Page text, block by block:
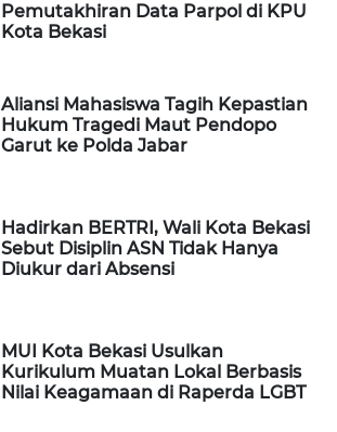
Pemutakhiran Data Parpol di KPU
Kota Bekasi
Aliansi Mahasiswa Tagih Kepastian
Hukum Tragedi Maut Pendopo
Garut ke Polda Jabar
Hadirkan BERTRI, Wali Kota Bekasi
Sebut Disiplin ASN Tidak Hanya
Diukur dari Absensi
MUI Kota Bekasi Usulkan
Kurikulum Muatan Lokal Berbasis
Nilai Keagamaan di Raperda LGBT